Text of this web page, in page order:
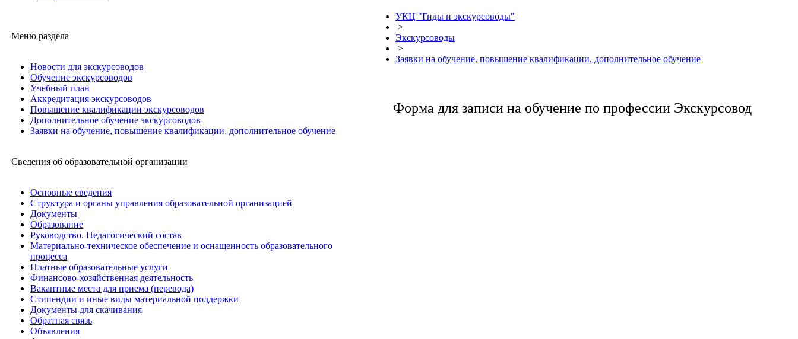
Меню раздела
Новости для экскурсоводов
Обучение экскурсоводов
Учебный план
Аккредитация экскурсоводов
Повышение квалификации экскурсоводов
Дополнительное обучение экскурсоводов
Заявки на обучение, повышение квалификации, дополнительное обучение
Сведения об образовательной организации
Основные сведения
Структура и органы управления образовательной организацией
Документы
Образование
Руководство. Педагогический состав
Материально-техническое обеспечение и оснащенность образовательного
процесса
Платные образовательные услуги
Финансово-хозяйственная деятельность
Вакантные места для приема (перевода)
Стипендии и иные виды материальной поддержки
Документы для скачивания
Обратная связь
Объявления
УКЦ "Гиды и экскурсоводы"
>
Экскурсоводы
>
Заявки на обучение, повышение квалификации, дополнительное обучение
Форма для записи на обучение по профессии Экскурсовод